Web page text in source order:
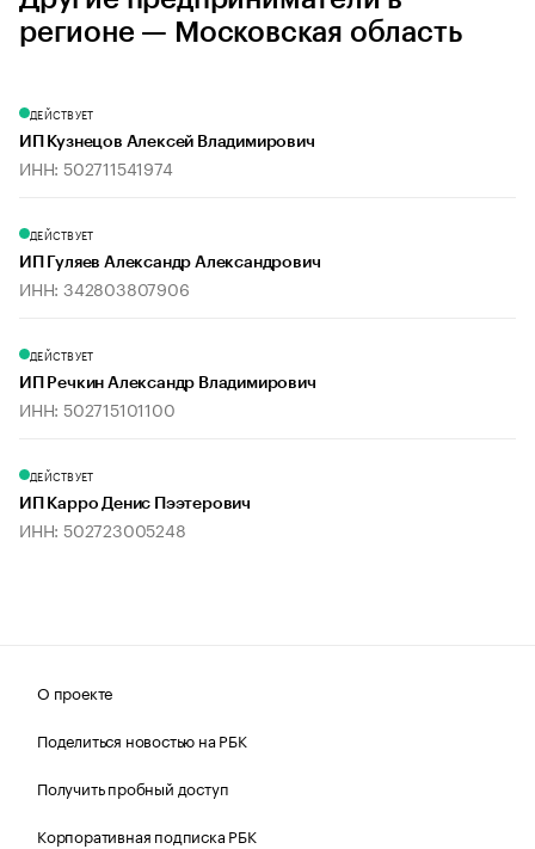
регионе — Московская область
ДЕЙСТВУЕТ
ИП Кузнецов Алексей Владимирович
ИНН: 502711541974
ДЕЙСТВУЕТ
ИП Гуляев Александр Александрович
ИНН: 342803807906
ДЕЙСТВУЕТ
ИП Речкин Александр Владимирович
ИНН: 502715101100
ДЕЙСТВУЕТ
ИП Карро Денис Пээтерович
ИНН: 502723005248
О проекте
Поделиться новостью на РБК
Получить пробный доступ
Корпоративная подписка РБК